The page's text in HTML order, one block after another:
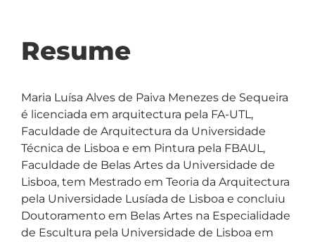
Resume
Maria Luísa Alves de Paiva Menezes de Sequeira
é licenciada em arquitectura pela FA-UTL,
Faculdade de Arquitectura da Universidade
Técnica de Lisboa e em Pintura pela FBAUL,
Faculdade de Belas Artes da Universidade de
Lisboa, tem Mestrado em Teoria da Arquitectura
pela Universidade Lusíada de Lisboa e concluiu
Doutoramento em Belas Artes na Especialidade
de Escultura pela Universidade de Lisboa em